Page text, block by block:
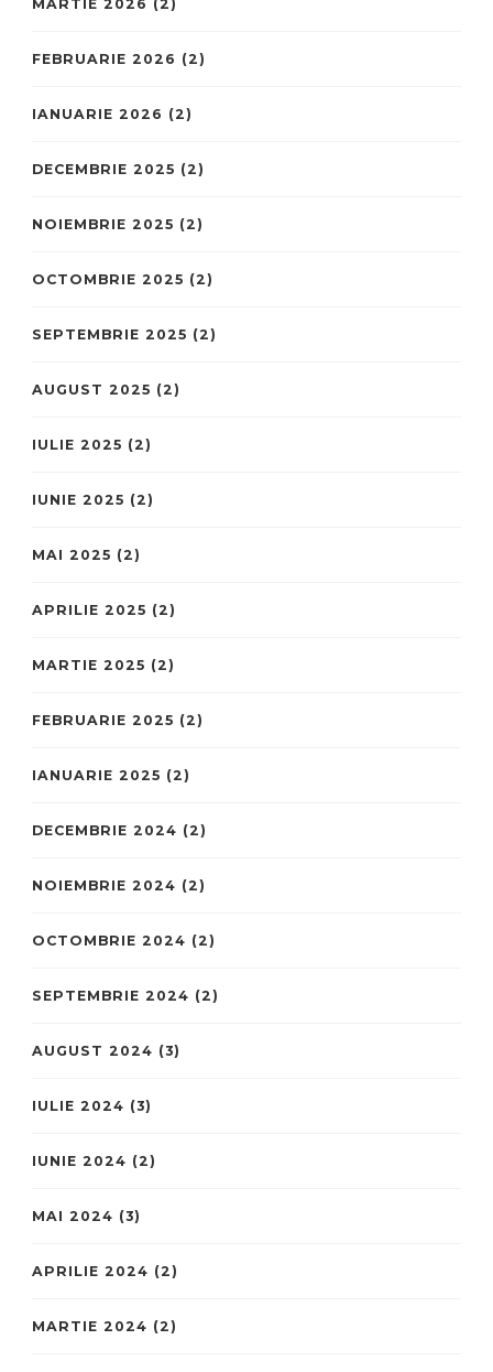
MARTIE 2026 (2)
FEBRUARIE 2026 (2)
IANUARIE 2026 (2)
DECEMBRIE 2025 (2)
NOIEMBRIE 2025 (2)
OCTOMBRIE 2025 (2)
SEPTEMBRIE 2025 (2)
AUGUST 2025 (2)
IULIE 2025 (2)
IUNIE 2025 (2)
MAI 2025 (2)
APRILIE 2025 (2)
MARTIE 2025 (2)
FEBRUARIE 2025 (2)
IANUARIE 2025 (2)
DECEMBRIE 2024 (2)
NOIEMBRIE 2024 (2)
OCTOMBRIE 2024 (2)
SEPTEMBRIE 2024 (2)
AUGUST 2024 (3)
IULIE 2024 (3)
IUNIE 2024 (2)
MAI 2024 (3)
APRILIE 2024 (2)
MARTIE 2024 (2)